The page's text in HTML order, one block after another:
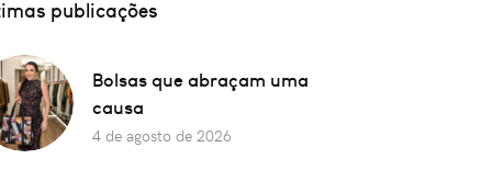
publicações
Bolsas que abraçam uma
causa
4 de agosto de 2026